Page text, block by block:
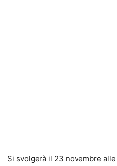
Si svolgerà il 23 novembre